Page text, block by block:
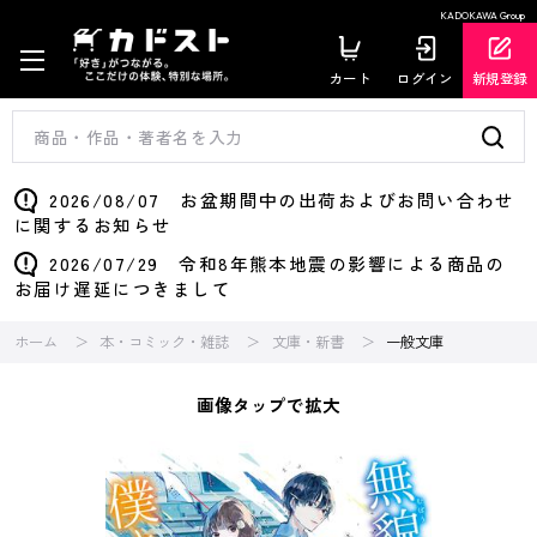
KADOKAWA Group
カート ログイン 新規登録
2026/08/07 お盆期間中の出荷およびお問い合わせ
に関するお知らせ
2026/07/29 令和8年熊本地震の影響による商品の
お届け遅延につきまして
ホーム 本・コミック・雑誌 文庫・新書 一般文庫
画像タップで拡大